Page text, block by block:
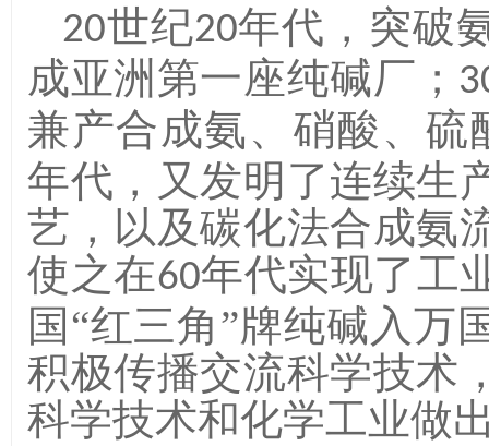
20世纪20年代，突破
成亚洲第一座纯碱厂；
兼产合成氨、硝酸、
年代，又发明了连续生
艺，以及碳化法合成氨
使之在60年代实现了工
国“红三角”牌纯碱入万
积极传播交流科学技术
科学技术和化学工业做